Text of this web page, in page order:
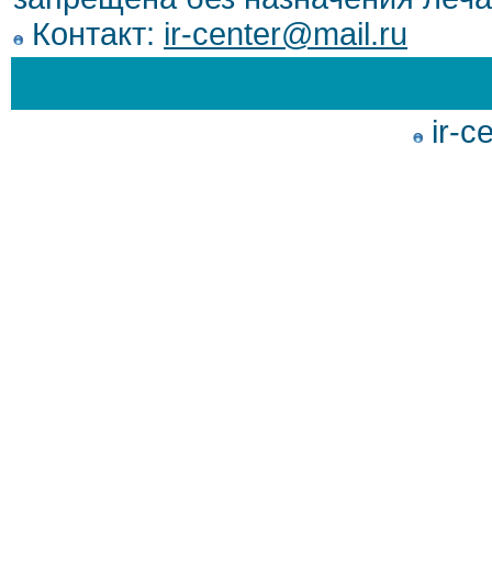
Контакт: ir-center@mail.ru
ir-